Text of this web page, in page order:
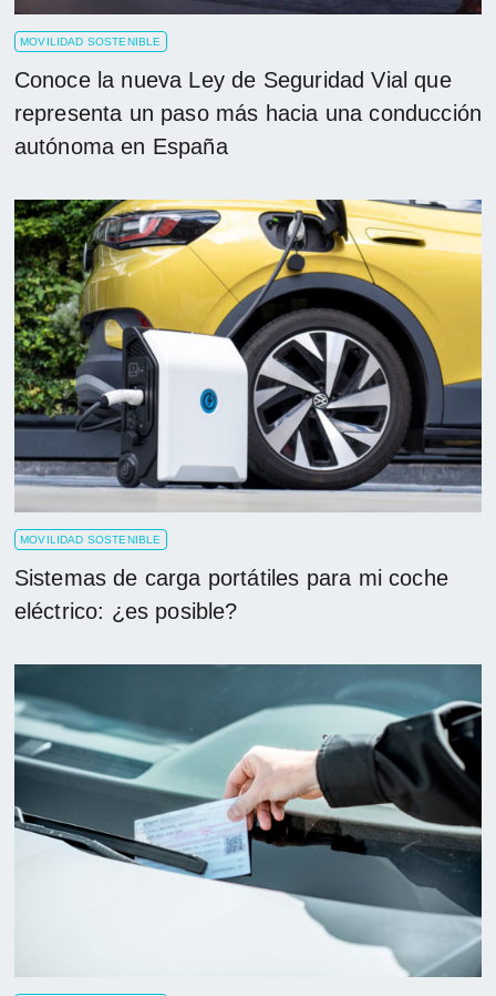
MOVILIDAD SOSTENIBLE
Conoce la nueva Ley de Seguridad Vial que
representa un paso más hacia una conducción
autónoma en España
MOVILIDAD SOSTENIBLE
Sistemas de carga portátiles para mi coche
eléctrico: ¿es posible?